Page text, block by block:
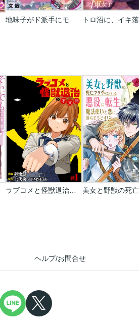
ラブコメと怪獣退治の不文律
ヘルプ/お問合せ